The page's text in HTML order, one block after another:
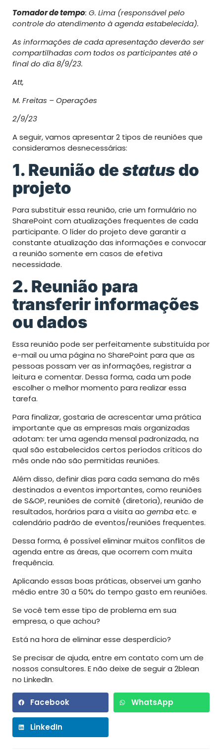
Tomador de tempo: G. Lima (responsável pelo
controle do atendimento à agenda estabelecida).
As informações de cada apresentação deverão ser
compartilhadas com todos os participantes até o
final do dia 8/9/23.
Att,
M. Freitas – Operações
2/9/23
A seguir, vamos apresentar 2 tipos de reuniões que
consideramos desnecessárias:
1. Reunião de status do
projeto
Para substituir essa reunião, crie um formulário no
SharePoint com atualizações frequentes de cada
participante. O líder do projeto deve garantir a
constante atualização das informações e convocar
a reunião somente em casos de efetiva
necessidade.
2. Reunião para
transferir informações
ou dados
Essa reunião pode ser perfeitamente substituída por
e-mail ou uma página no SharePoint para que as
pessoas possam ver as informações, registrar a
leitura e comentar. Dessa forma, cada um pode
escolher o melhor momento para realizar essa
tarefa.
Para finalizar, gostaria de acrescentar uma prática
importante que as empresas mais organizadas
adotam: ter uma agenda mensal padronizada, na
qual são estabelecidos certos períodos críticos do
mês onde não são permitidas reuniões.
Além disso, definir dias para cada semana do mês
destinados a eventos importantes, como reuniões
de S&OP, reuniões de comitê (diretoria), reunião de
resultados, horários para a visita ao gembaetc. e
calendário padrão de eventos/reuniões frequentes.
Dessa forma, é possível eliminar muitos conflitos de
agenda entre as áreas, que ocorrem com muita
frequência.
Aplicando essas boas práticas, observei um ganho
médio entre 30 a 50% do tempo gasto em reuniões.
Se você tem esse tipo de problema em sua
empresa, o que achou?
Está na hora de eliminar esse desperdício?
Se precisar de ajuda, entre em contato com um de
nossos consultores. E não deixe de seguir a 2blean
no LinkedIn.
Facebook WhatsApp
LinkedIn